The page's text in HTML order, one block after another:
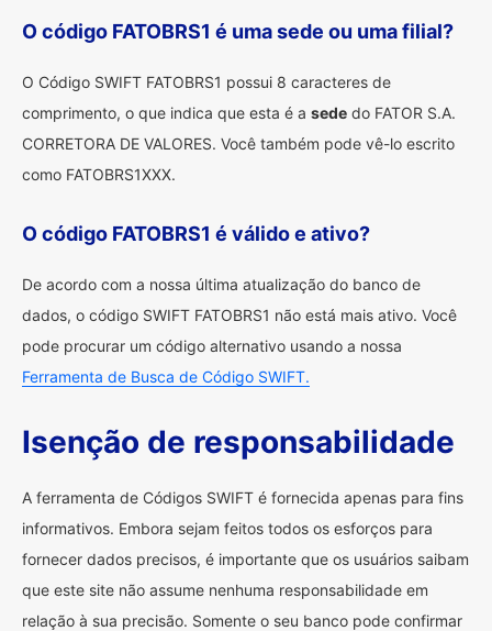
O código FATOBRS1 é uma sede ou uma filial?
O Código SWIFT FATOBRS1 possui 8 caracteres de
comprimento, o que indica que esta é a sede do FATOR S.A.
CORRETORA DE VALORES. Você também pode vê-lo escrito
como FATOBRS1XXX.
O código FATOBRS1 é válido e ativo?
De acordo com a nossa última atualização do banco de
dados, o código SWIFT FATOBRS1 não está mais ativo. Você
pode procurar um código alternativo usando a nossa
Ferramenta de Busca de Código SWIFT.
Isenção de responsabilidade
A ferramenta de Códigos SWIFT é fornecida apenas para fins
informativos. Embora sejam feitos todos os esforços para
fornecer dados precisos, é importante que os usuários saibam
que este site não assume nenhuma responsabilidade em
relação à sua precisão. Somente o seu banco pode confirmar